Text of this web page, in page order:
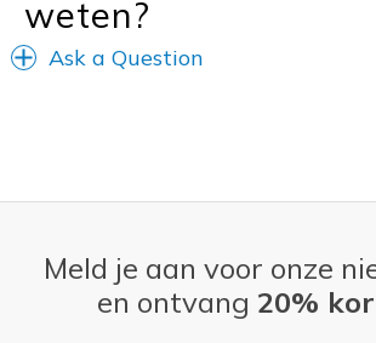
weten?
Ask a Question
Meld je aan voor onze
en ontvang 20%